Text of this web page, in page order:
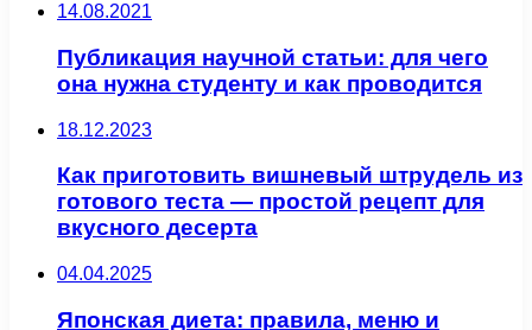
14.08.2021
Публикация научной статьи: для чего
она нужна студенту и как проводится
18.12.2023
Как приготовить вишневый штрудель из
готового теста — простой рецепт для
вкусного десерта
04.04.2025
Японская диета: правила, меню и